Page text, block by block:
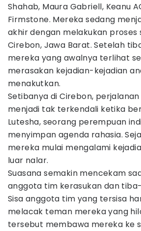
Shahab, Maura Gabriell, Keanu
Firmstone. Mereka sedang
akhir dengan melakukan proses
Cirebon, Jawa Barat. Setelah
mereka yang awalnya terlihat
merasakan kejadian-kejadian
menakutkan.
Setibanya di Cirebon,
menjadi tak terkendali ketika
Lutesha, seorang perempuan
menyimpan agenda rahasia.
mereka mulai mengalami
luar nalar.
Suasana semakin mencekam
anggota tim kerasukan dan
Sisa anggota tim yang tersisa
melacak teman mereka yang
tersebut membawa mereka ke